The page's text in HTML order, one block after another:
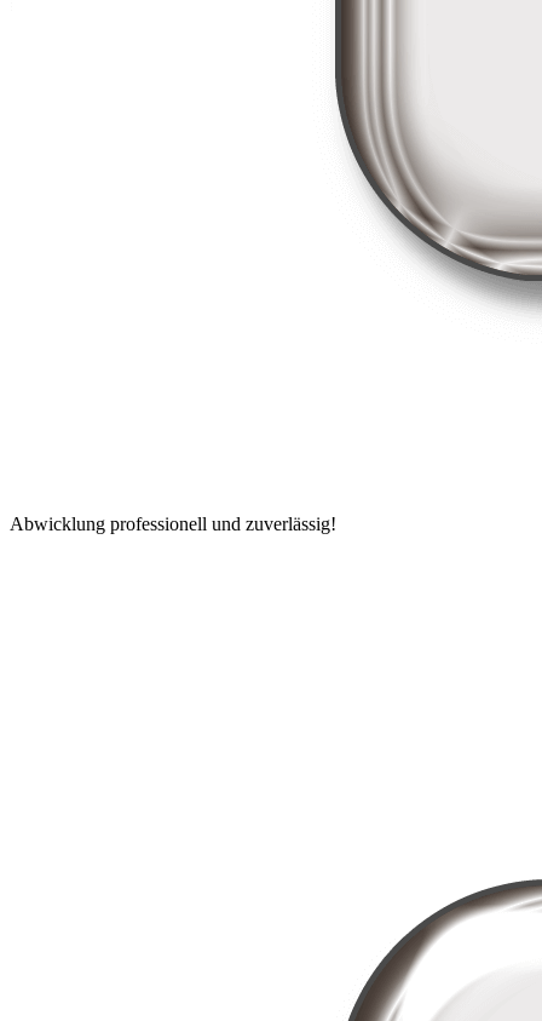
Abwicklung professionell und zuverlässig!